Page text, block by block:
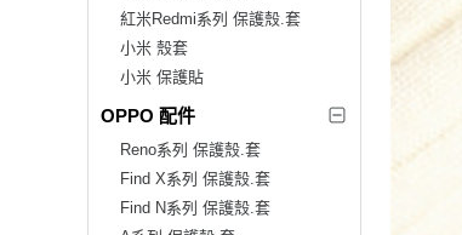
紅米Redmi系列 保護殼.套
小米 殼套
小米 保護貼
OPPO 配件
Reno系列 保護殼.套
Find X系列 保護殼.套
Find N系列 保護殼.套